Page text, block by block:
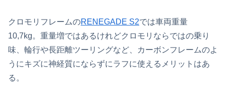
クロモリフレームのRENEGADE S2では車両重量
10,7kg。重量増ではあるけれどクロモリならではの乗り
味、輪行や長距離ツーリングなど、カーボンフレームのよ
うにキズに神経質にならずにラフに使えるメリットはあ
る。